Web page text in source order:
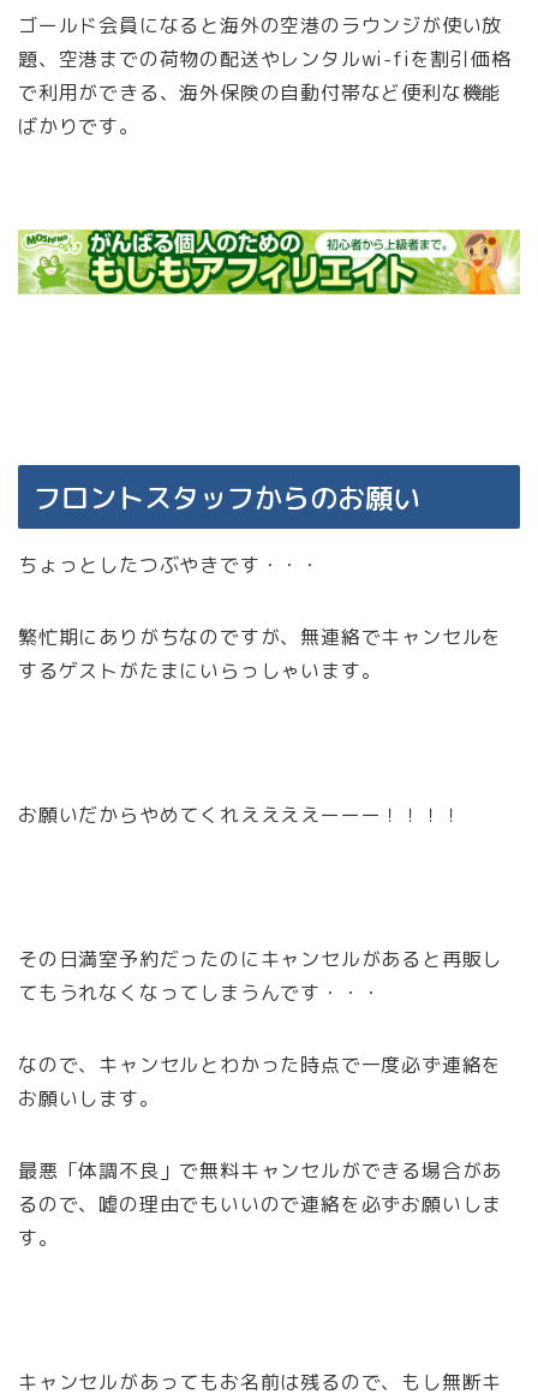
ゴールド会員になると海外の空港のラウンジが使い放
題、空港までの荷物の配送やレンタルwi-fiを割引価格
で利用ができる、海外保険の自動付帯など便利な機能
ばかりです。
フロントスタッフからのお願い
ちょっとしたつぶやきです・・・
繁忙期にありがちなのですが、無連絡でキャンセルを
するゲストがたまにいらっしゃいます。
お願いだからやめてくれええええーーー！！！！
その日満室予約だったのにキャンセルがあると再販し
てもうれなくなってしまうんです・・・
なので、キャンセルとわかった時点で一度必ず連絡を
お願いします。
最悪「体調不良」で無料キャンセルができる場合があ
るので、嘘の理由でもいいので連絡を必ずお願いしま
す。
キャンセルがあってもお名前は残るので、もし無断キ